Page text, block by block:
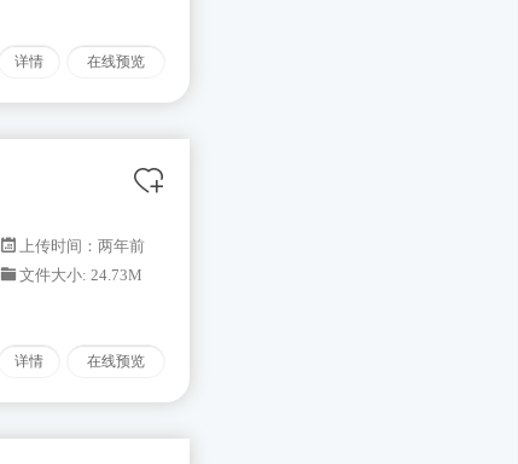
详情 在线预览
上传时间：两年前
文件大小: 24.73M
详情 在线预览